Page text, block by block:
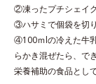
②凍ったプチシェイ
③ハサミで個袋を切
④100ｍlの冷えた牛
らかき混ぜたら、で
栄養補助の食品とし